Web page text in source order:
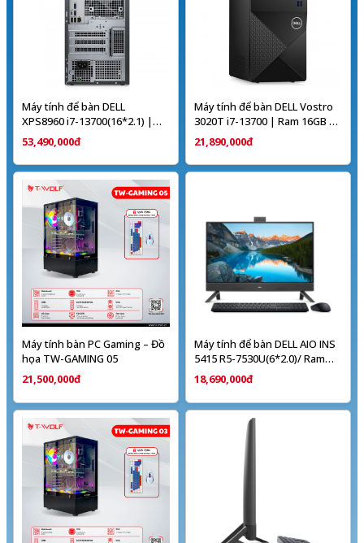
Máy tính để bàn DELL
XPS8960 i7-13700(16*2.1) |
16GD4 | SSD 512 | RTX 3060
53,490,000đ
Máy tính để bàn DELL Vostro
3020T i7-13700 | Ram 16GB |
SSD512GB | Intel UHD
Graphics 770
21,890,000đ
Máy tính bàn PC Gaming – Đồ
họa TW-GAMING 05
21,500,000đ
Máy tính để bàn DELL AIO INS
5415 R5-7530U(6*2.0)/ Ram
8G/ SSD 512GB/ 23.8"inch FHD
18,690,000đ